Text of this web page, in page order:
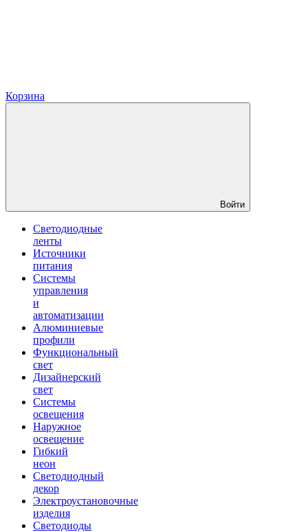
Корзина
Войти
Светодиодные
ленты
Источники
питания
Системы
управления
и
автоматизации
Алюминиевые
профили
Функциональный
свет
Дизайнерский
свет
Системы
освещения
Наружное
освещение
Гибкий
неон
Светодиодный
декор
Электроустановочные
изделия
Светодиоды